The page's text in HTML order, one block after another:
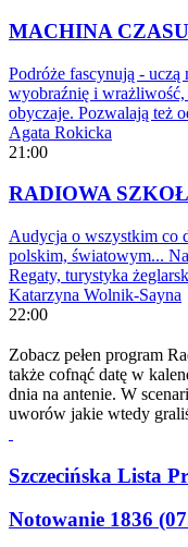
MACHINA CZASU
Podróże fascynują -
wyobraźnię i wrażliwość,
obyczaje. Pozwalają też
Agata Rokicka
21:00
RADIOWA
Audycja o wszystkim co
polskim, światowym...
Regaty, turystyka
Katarzyna Wolnik-Sayna
22:00
Zobacz pełen program
także cofnąć datę w
dnia na antenie. W
uworów jakie wtedy
Szczecińska Lista
Notowanie 1836